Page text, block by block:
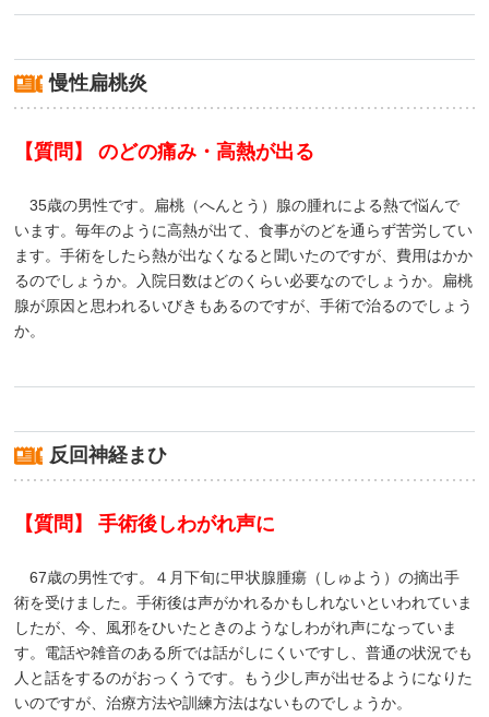
慢性扁桃炎
【質問】 のどの痛み・高熱が出る
35歳の男性です。扁桃（へんとう）腺の腫れによる熱で悩んで
います。毎年のように高熱が出て、食事がのどを通らず苦労してい
ます。手術をしたら熱が出なくなると聞いたのですが、費用はかか
るのでしょうか。入院日数はどのくらい必要なのでしょうか。扁桃
腺が原因と思われるいびきもあるのですが、手術で治るのでしょう
か。
反回神経まひ
【質問】 手術後しわがれ声に
67歳の男性です。４月下旬に甲状腺腫瘍（しゅよう）の摘出手
術を受けました。手術後は声がかれるかもしれないといわれていま
したが、今、風邪をひいたときのようなしわがれ声になっていま
す。電話や雑音のある所では話がしにくいですし、普通の状況でも
人と話をするのがおっくうです。もう少し声が出せるようになりた
いのですが、治療方法や訓練方法はないものでしょうか。